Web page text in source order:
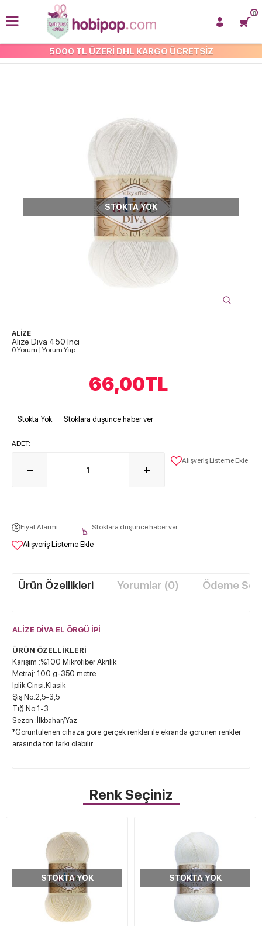
5000 TL ÜZERİ DHL KARGO ÜCRETSİZ
0
ALİZE DİVA
STOKTA YOK
ALİZE
Alize Diva 450 İnci
0 Yorum | Yorum Yap
66,00TL
Stokta Yok Stoklara düşünce haber ver
ADET:
Alışveriş Listeme Ekle
Fiyat Alarmı Stoklara düşünce haber ver
Alışveriş Listeme Ekle
Ürün Özellikleri Yorumlar (0) Ödeme
ALİZE DİVA EL ÖRGÜ İPİ
ÜRÜN ÖZELLİKLERİ
Karışım :%100 Mikrofiber Akrilik
Metraj: 100 g-350 metre
İplik Cinsi:Klasik
Şiş No:2,5-3,5
Tığ No:1-3
Sezon :İlkbahar/Yaz
*Görüntülenen cihaza göre gerçek renkler ile ekranda görünen renkler
arasında ton farkı olabilir.
Renk Seçiniz
STOKTA YOK STOKTA YOK